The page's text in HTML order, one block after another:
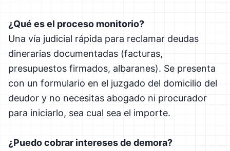
¿Qué es el proceso monitorio?
Una vía judicial rápida para reclamar deudas
dinerarias documentadas (facturas,
presupuestos firmados, albaranes). Se presenta
con un formulario en el juzgado del domicilio del
deudor y no necesitas abogado ni procurador
para iniciarlo, sea cual sea el importe.
¿Puedo cobrar intereses de demora?